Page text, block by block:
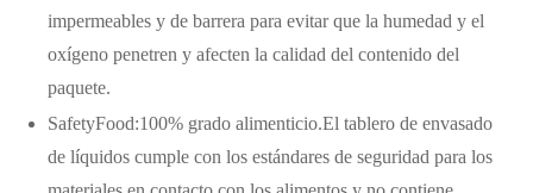
impermeables y de barrera para evitar que la humedad y el
oxígeno penetren y afecten la calidad del contenido del
paquete. ‌
‌SafetyFood:100% grado alimenticio.El tablero de envasado
de líquidos cumple con los estándares de seguridad para los